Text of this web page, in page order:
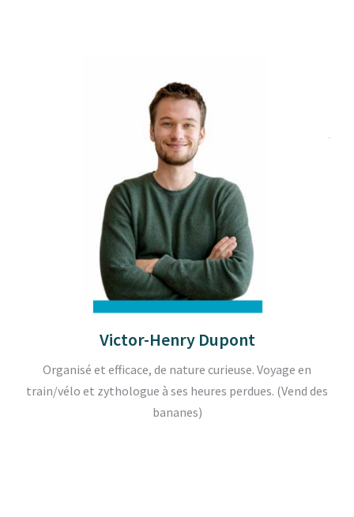
Victor-Henry Dupont
Organisé et efficace, de nature curieuse. Voyage en
train/vélo et zythologue à ses heures perdues. (Vend des
bananes)